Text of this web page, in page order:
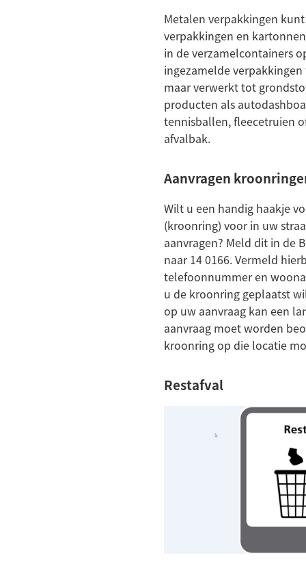
Metalen verpakkingen
verpakkingen en
in de verzamelcontainers
ingezamelde
maar verwerkt tot
producten als
tennisballen, fleecetruien
afvalbak.
Aanvragen
Wilt u een handig haakje
(kroonring) voor in uw
aanvragen? Meld dit in de
naar 14 0166. Vermeld
telefoonnummer en
u de kroonring geplaatst
op uw aanvraag kan een
aanvraag moet worden
kroonring op die locatie
Restafval